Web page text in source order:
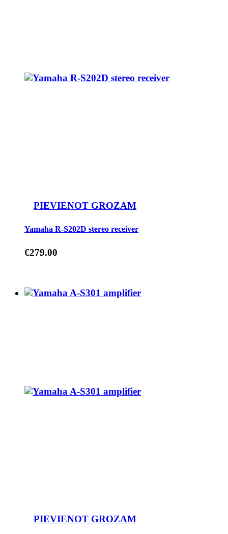
PIEVIENOT GROZAM
Yamaha R-S202D stereo receiver
€279.00
PIEVIENOT GROZAM